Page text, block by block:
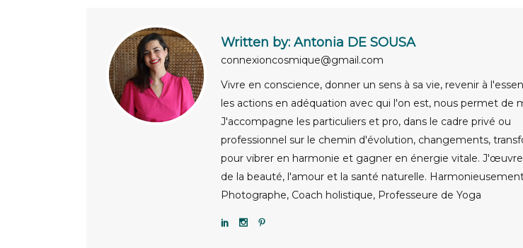
Written by: Antonia DE SOUSA
connexioncosmique@gmail.com
Vivre en conscience, donner un sens à sa vie, revenir à
les actions en adéquation avec qui l'on est, nous permet de
J'accompagne les particuliers et pro, dans le cadre privé ou
professionnel sur le chemin d'évolution, changements,
pour vibrer en harmonie et gagner en énergie vitale.
de la beauté, l'amour et la santé naturelle.
Photographe, Coach holistique, Professeure de Yoga